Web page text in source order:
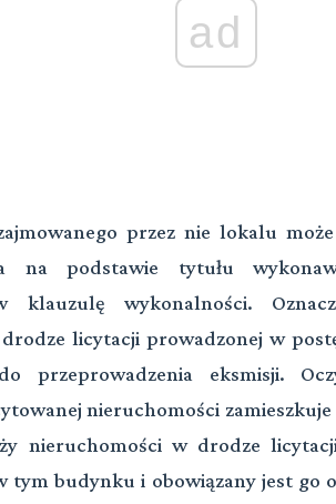
ad
przez nie lokalu
na podstawie tytułu
klauzulę wykonalności.
licytacji prowadzonej w
przeprowadzenia eksmisji.
nieruchomości
nieruchomości w drodze
tym budynku i obowiązany jest go